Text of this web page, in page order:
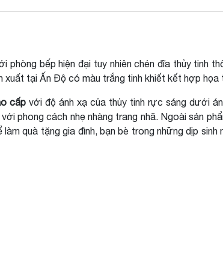
phòng bếp hiện đại tuy nhiên chén đĩa thủy tinh
xuất tại Ấn Độ có màu trắng tinh khiết kết hợp họa
cấp với độ ánh xạ của thủy tinh rực sáng dưới
phong cách nhẹ nhàng trang nhã. Ngoài sản
quà tặng gia đình, bạn bè trong những dịp sinh